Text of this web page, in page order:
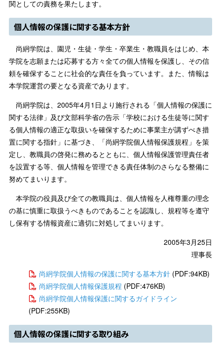
関としての責務を果たします。
個人情報の保護に関する基本方針
尚絅学院は、園児・生徒・学生・卒業生・教職員をはじめ、本
学院を志願または応募する方々全ての個人情報を保護し、その信
頼を確保することに社会的な責任を負っています。また、情報は
本学院運営の要となる資産であります。
尚絅学院は、2005年4月1日より施行される「個人情報の保護に
関する法律」及び文部科学省の告示「学校における生徒等に関す
る個人情報の適正な取扱いを確保するために事業主が講ずべき措
置に関する指針」に基づき、「尚絅学院個人情報保護規程」を策
定し、教職員の啓発に務めるとともに、個人情報保護管理責任者
を設置する等、個人情報を管理できる責任体制のさらなる整備に
努めてまいります。
本学院の役員及び全ての教職員は、個人情報を人権尊重の理念
の基に慎重に取扱うべきものであることを認識し、規程等を遵守
し保有する情報資産に適切に対処してまいります。
2005年3月25日
理事長
尚絅学院個人情報の保護に関する基本方針 (PDF:94KB)
尚絅学院個人情報保護規程 (PDF:476KB)
尚絅学院個人情報保護に関するガイドライン
(PDF:255KB)
個人情報の保護に関する取り組み